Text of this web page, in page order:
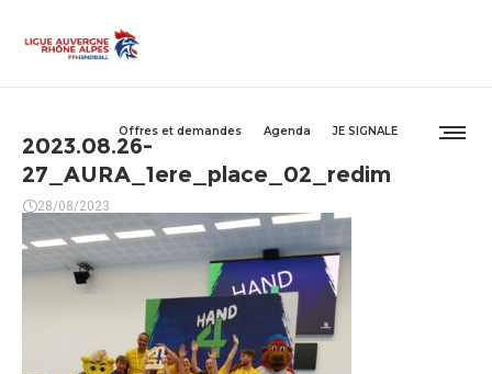
Offres et demandes Agenda JE SIGNALE
2023.08.26-
27_AURA_1ere_place_02_redim
28/08/2023